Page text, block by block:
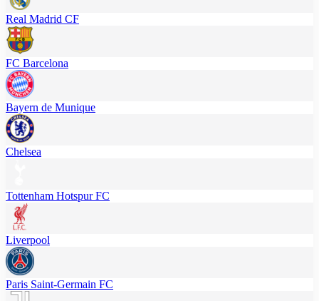
Real Madrid CF
FC Barcelona
Bayern de Munique
Chelsea
Tottenham Hotspur FC
Liverpool
Paris Saint-Germain FC